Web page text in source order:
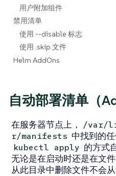
用户附加组件
禁用清单
使用 --disable 标志
使用 .skip 文件
Helm AddOns
自动部署清单（
在服务器节点上，
/var/
r/manifests 中找到的
kubectl apply 的方式
无论是在启动时还是在文件
从此目录中删除文件不会